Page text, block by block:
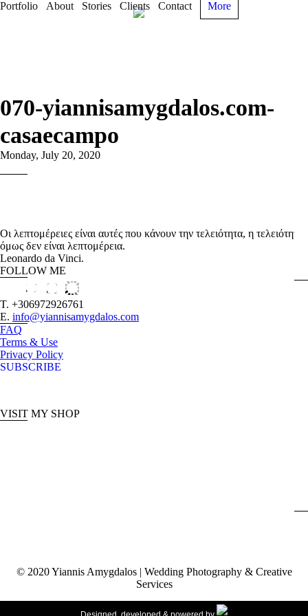
Portfolio About Stories Clients Contact More
070-yiannisamygdalos.com-
casaecampo
Monday, July 20, 2020
VISIT MY SHOP
Οι λεπτομέρειες είναι αυτές που κάνουν την τελειότητα, η τελειότητα
όμως δεν είναι λεπτομέρεια.
Leonardo da Vinci.
FOLLOW ME
T. +306972926761
E. info@yiannisamygdalos.com
FAQ
Terms & Use
Privacy Policy
SUBSCRIBE
© 2020 Yiannis Amygdalos | Wedding Photography & Creative
Services